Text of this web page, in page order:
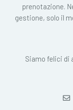
prenotazione.
gestione, solo il
Siamo felici di